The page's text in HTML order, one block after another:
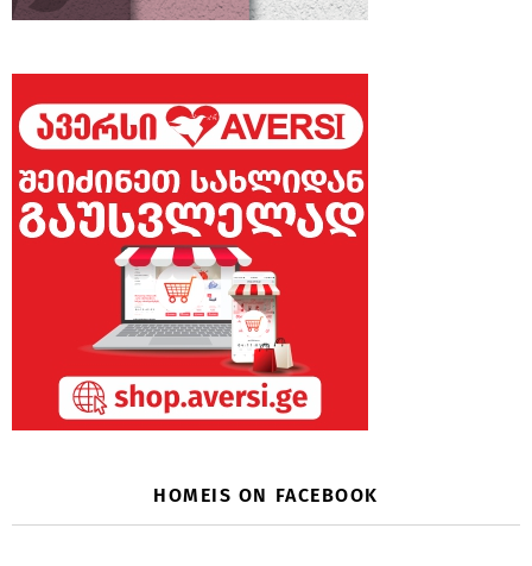
HOMEIS ON FACEBOOK